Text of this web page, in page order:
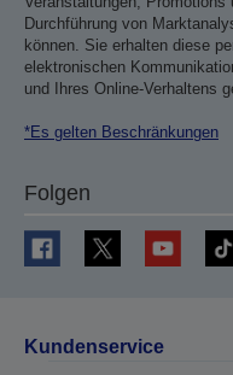
Durchführung von
können. Sie erhalten diese
elektronischen
und Ihres Online-Verhaltens
*Es gelten Beschränkungen
Folgen
Kundenservice